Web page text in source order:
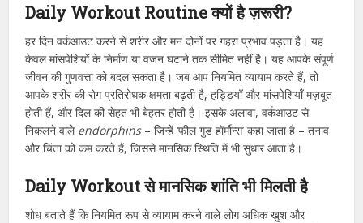
Daily Workout Routine क्यों है ज़रूरी?
हर दिन वर्कआउट करने से शरीर और मन दोनों पर गहरा प्रभाव पड़ता है। यह
केवल मांसपेशियों के निर्माण या वजन घटाने तक सीमित नहीं है। यह आपके संपूर्ण
जीवन की गुणवत्ता को बदल सकता है। जब आप नियमित व्यायाम करते हैं, तो
आपके शरीर की रोग प्रतिरोधक क्षमता बढ़ती है, हड्डियाँ और मांसपेशियाँ मज़बूत
होती हैं, और दिल की सेहत भी बेहतर होती है। इसके अलावा, वर्कआउट से
निकलने वाले endorphins– जिन्हें ‘फील गुड हॉर्मोन्स’ कहा जाता है – तनाव
और चिंता को कम करते हैं, जिससे मानसिक स्थिति में भी सुधार आता है।
Daily Workout से मानसिक शांति भी मिलती है
शोध बताते हैं कि नियमित रूप से व्यायाम करने वाले लोग अधिक खुश और